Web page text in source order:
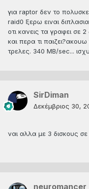
για raptor δεν το
raid0 ξερω ειναι
οτι κανεις τα γραφει σε
και περα τι
τρελες. 340 MB/sec...
SirDiman
Δεκέμβριος 30,
ναι αλλα με 3 δισκους σε
neuromancer